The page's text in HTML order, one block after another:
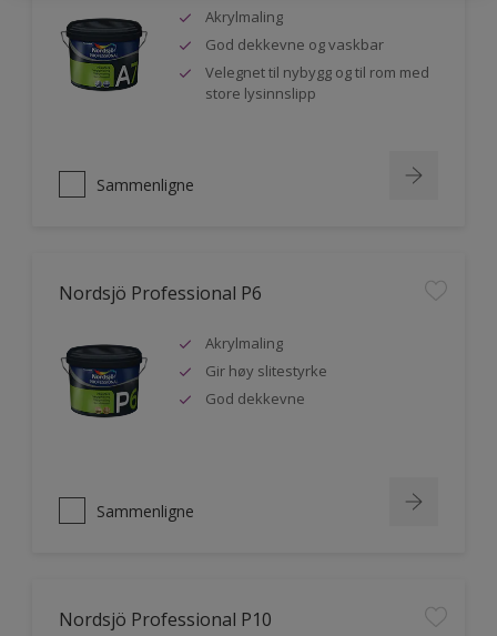
Akrylmaling
God dekkevne og vaskbar
Velegnet til nybygg og til rom med
store lysinnslipp
Sammenligne
Nordsjö Professional P6
Akrylmaling
Gir høy slitestyrke
God dekkevne
Sammenligne
Nordsjö Professional P10